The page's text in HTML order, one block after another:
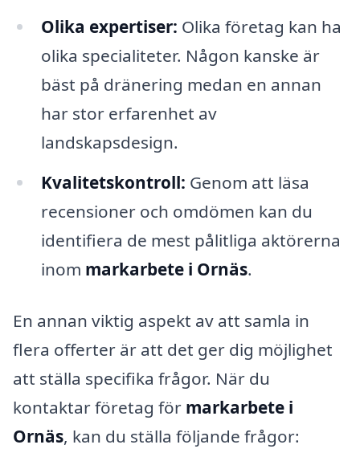
Olika expertiser: Olika företag kan ha
olika specialiteter. Någon kanske är
bäst på dränering medan en annan
har stor erfarenhet av
landskapsdesign.
Kvalitetskontroll: Genom att läsa
recensioner och omdömen kan du
identifiera de mest pålitliga aktörerna
inom markarbete i Ornäs.
En annan viktig aspekt av att samla in
flera offerter är att det ger dig möjlighet
att ställa specifika frågor. När du
kontaktar företag för markarbete i
Ornäs, kan du ställa följande frågor: